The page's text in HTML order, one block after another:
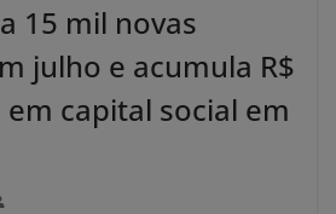
15 mil novas
julho e acumula R$
em capital social em